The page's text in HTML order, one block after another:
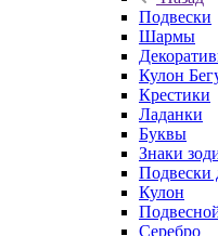
Подвески
Шармы
Кулон
Крестики
Ладанки
Буквы
Знаки
Подвески
Кулон
Серебро